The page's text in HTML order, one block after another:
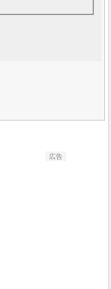
広告